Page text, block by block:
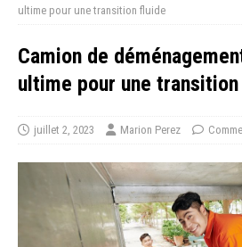
ultime pour une transition fluide
Camion de
ultime pour une
juillet 2, 2023 Marion Perez